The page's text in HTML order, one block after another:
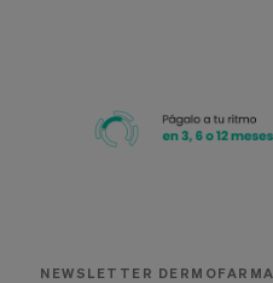
NEWSLETTER DERMOFARMA